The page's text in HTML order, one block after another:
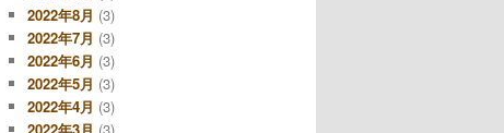
2022年8月 (3)
2022年7月 (3)
2022年6月 (3)
2022年5月 (3)
2022年4月 (3)
2022年3月 (3)